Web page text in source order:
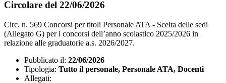
Circolare del 22/06/2026
Circ. n. 569 Concorsi per titoli Personale ATA - Scelta delle sedi
(Allegato G) per i concorsi dell’anno scolastico 2025/2026 in
relazione alle graduatorie a.s. 2026/2027.
Pubblicato il: 22/06/2026
Tipologia: Tutto il personale, Personale ATA, Docenti
Allegati: